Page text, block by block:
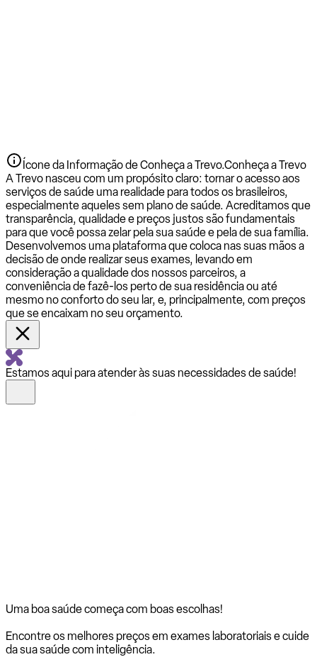
Ícone da Informação de Conheça a Trevo.Conheça a Trevo
A Trevo nasceu com um propósito claro: tornar o acesso aos
serviços de saúde uma realidade para todos os brasileiros,
especialmente aqueles sem plano de saúde. Acreditamos que
transparência, qualidade e preços justos são fundamentais
para que você possa zelar pela sua saúde e pela de sua família.
Desenvolvemos uma plataforma que coloca nas suas mãos a
decisão de onde realizar seus exames, levando em
consideração a qualidade dos nossos parceiros, a
conveniência de fazê-los perto de sua residência ou até
mesmo no conforto do seu lar, e, principalmente, com preços
que se encaixam no seu orçamento.
Estamos aqui para atender às suas necessidades de saúde!
Uma boa saúde começa com boas escolhas!
Encontre os melhores preços em exames laboratoriais e cuide
da sua saúde com inteligência.